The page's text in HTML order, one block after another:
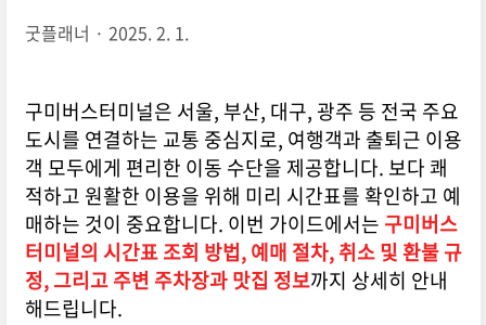
굿플래너 2025. 2. 1.
구미버스터미널은 서울, 부산, 대구, 광주 등 전국 주요
도시를 연결하는 교통 중심지로, 여행객과 출퇴근 이용
객 모두에게 편리한 이동 수단을 제공합니다. 보다 쾌
적하고 원활한 이용을 위해 미리 시간표를 확인하고 예
매하는 것이 중요합니다. 이번 가이드에서는 구미버스
터미널의 시간표 조회 방법, 예매 절차, 취소 및 환불 규
정, 그리고 주변 주차장과 맛집 정보까지 상세히 안내
해드립니다.